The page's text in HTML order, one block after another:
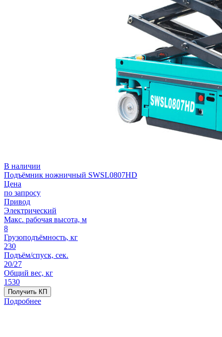
В наличии
Подъёмник ножничный SWSL0807HD
Цена
по запросу
Привод
Электрический
Макс. рабочая высота, м
8
Грузоподъёмность, кг
230
Подъём/спуск, сек.
20/27
Общий вес, кг
1530
Получить КП
Подробнее